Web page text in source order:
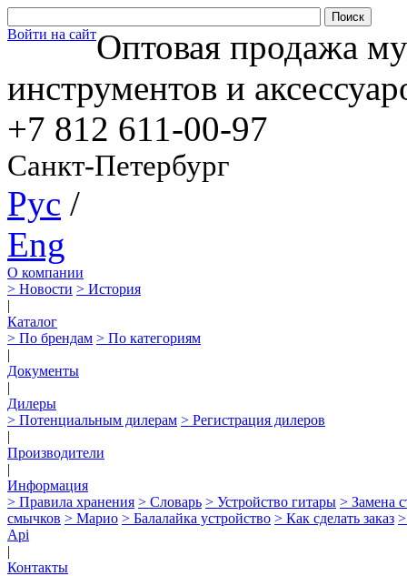
Войти на сайтОптовая продажа
инструментов и
+7 812 611-00-97
Санкт-Петербург
Рус /
Eng
О компании
> Новости > История
|
Каталог
> По брендам > По категориям
|
Документы
|
Дилеры
> Потенциальным дилерам > Регистрация дилеров
|
Производители
|
Информация
> Правила хранения > Словарь > Устройство гитары > Замена
смычков > Марио > Балалайка устройство > Как сделать заказ
Api
|
Контакты